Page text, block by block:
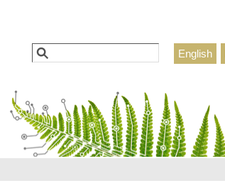
English
Formulario de búsqueda
Buscar